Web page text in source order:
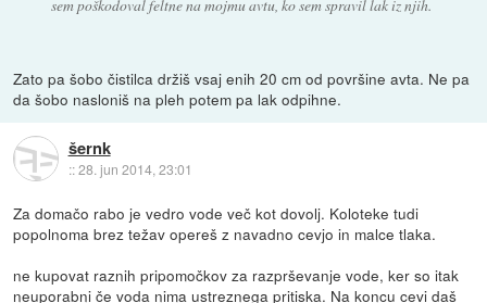
sem poškodoval feltne na mojmu avtu, ko sem spravil lak iz njih.
Zato pa šobo čistilca držiš vsaj enih 20 cm od površine avta. Ne pa
da šobo nasloniš na pleh potem pa lak odpihne.
šernk
::28. jun 2014, 23:01
Za domačo rabo je vedro vode več kot dovolj. Koloteke tudi
popolnoma brez težav opereš z navadno cevjo in malce tlaka.
ne kupovat raznih pripomočkov za razprševanje vode, ker so itak
neuporabni če voda nima ustreznega pritiska. Na koncu cevi daš